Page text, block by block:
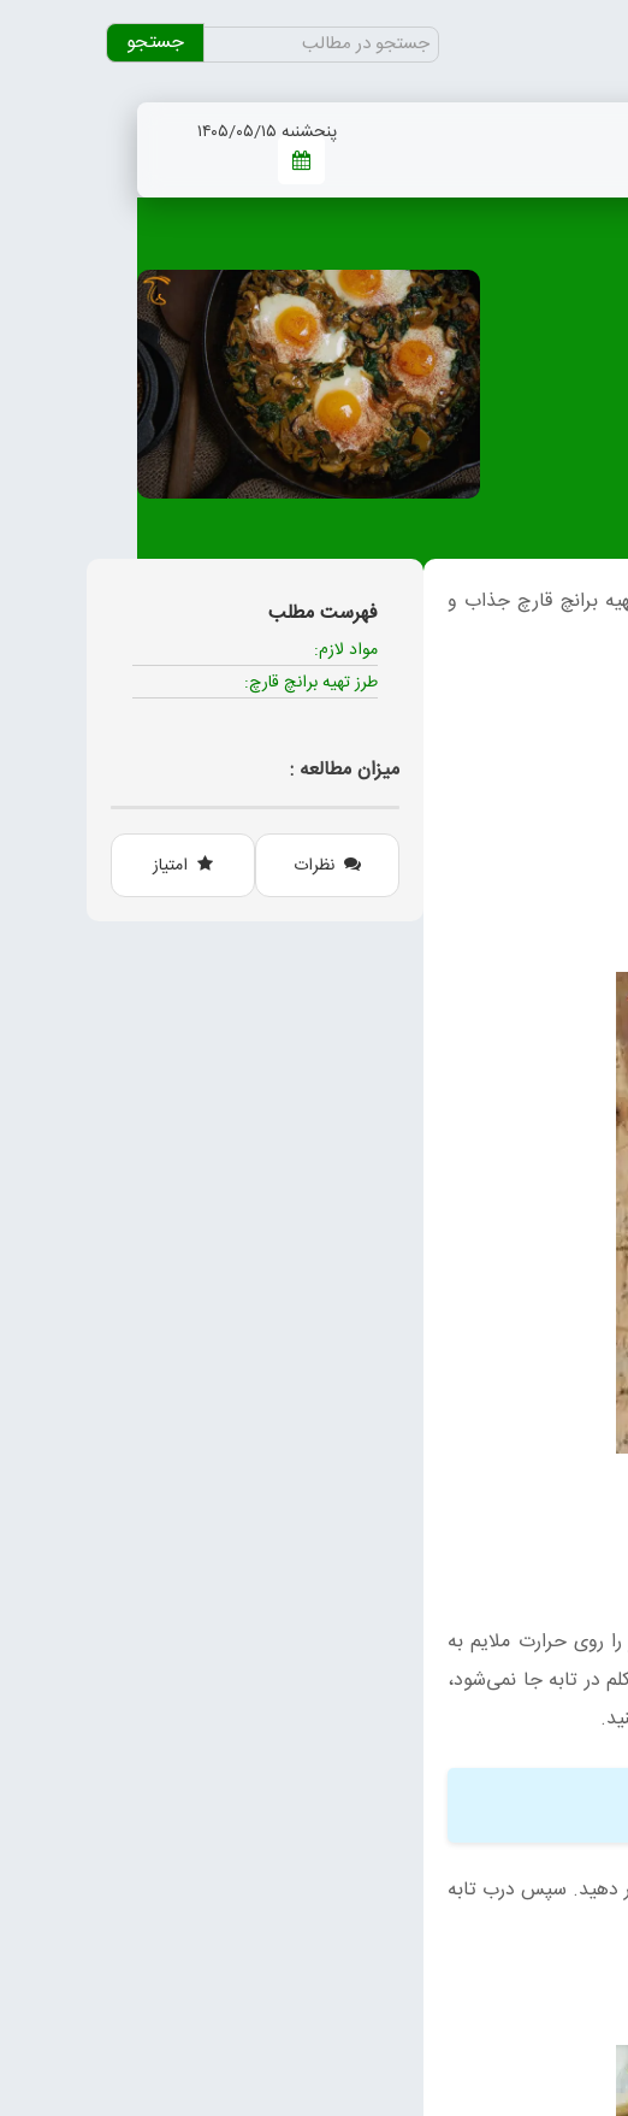
جستجو
برای:
پنجشنبه ۱۴۰۵/۰۵/۱۵
برانچ قارچ جذاب و
روی حرارت ملایم به
در تابه جا نمی‌شود،
بر روی حرارت ملایم قرار دهید. سپس درب تابه
فهرست مطلب
مواد لازم:
طرز تهیه برانچ قارچ:
میزان مطالعه :
نظرات امتیاز